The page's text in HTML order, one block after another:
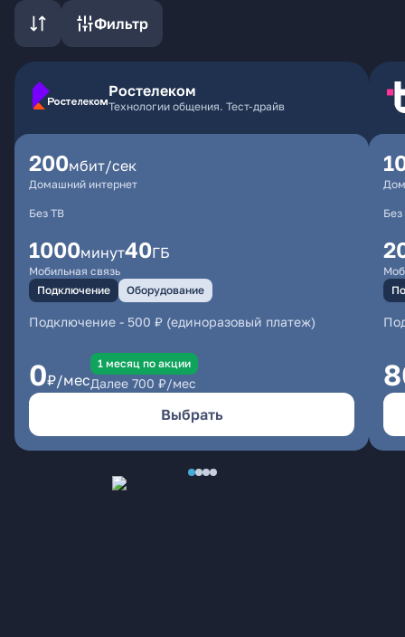
Фильтр
Ростелеком
Технологии общения. Тест-драйв
200мбит/сек
Домашний интернет
Без ТВ
1000минут40ГБ
Мобильная связь
Подключение
Оборудование
Подключение - 500 ₽ (единоразовый платеж)
0₽/мес
1 месяц по акции
Далее 700 ₽/мес
Выбрать